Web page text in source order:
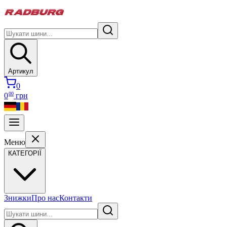
Артикул
0
000 грн
Меню
КАТЕГОРІЇ
ЗнижкиПро насКонтакти